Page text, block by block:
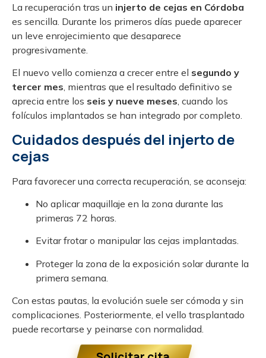
La recuperación tras un injerto de cejas en Córdoba
es sencilla. Durante los primeros días puede aparecer
un leve enrojecimiento que desaparece
progresivamente.
El nuevo vello comienza a crecer entre el segundo y
tercer mes, mientras que el resultado definitivo se
aprecia entre los seis y nueve meses, cuando los
folículos implantados se han integrado por completo.
Cuidados después del injerto de
cejas
Para favorecer una correcta recuperación, se aconseja:
No aplicar maquillaje en la zona durante las
primeras 72 horas.
Evitar frotar o manipular las cejas implantadas.
Proteger la zona de la exposición solar durante la
primera semana.
Con estas pautas, la evolución suele ser cómoda y sin
complicaciones. Posteriormente, el vello trasplantado
puede recortarse y peinarse con normalidad.